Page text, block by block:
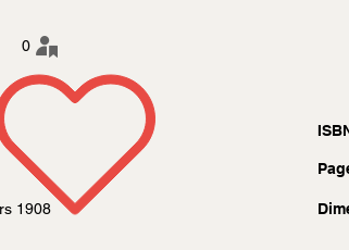
0
1908